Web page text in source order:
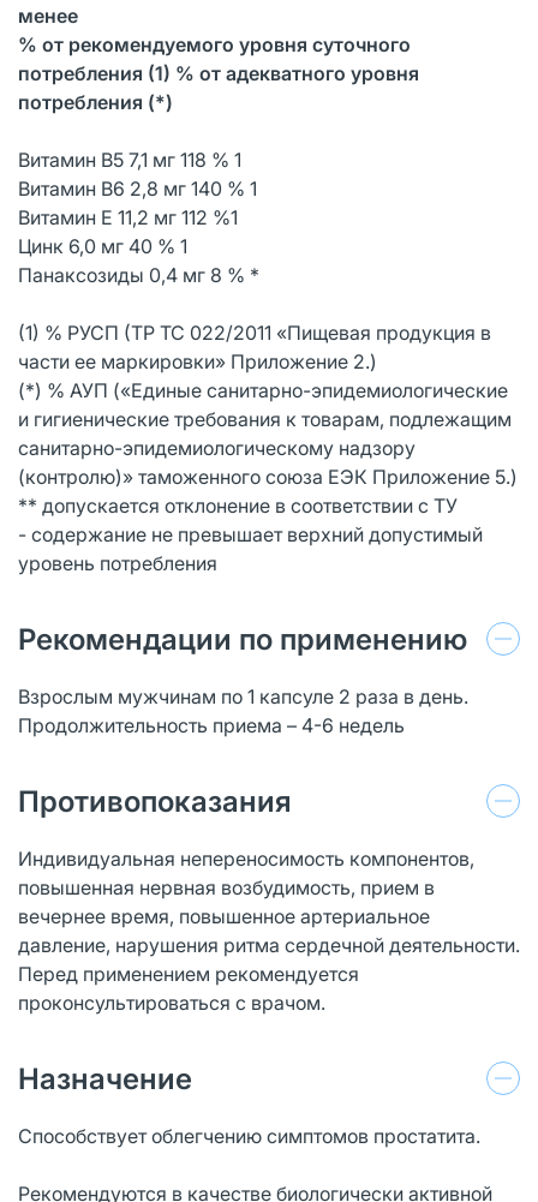
менее
% от рекомендуемого уровня суточного
потребления (1) % от адекватного уровня
потребления (*)
Витамин В5 7,1 мг 118 % 1
Витамин В6 2,8 мг 140 % 1
Витамин Е 11,2 мг 112 %1
Цинк 6,0 мг 40 % 1
Панаксозиды 0,4 мг 8 % *
(1) % РУСП (ТР ТС 022/2011 «Пищевая продукция в
части ее маркировки» Приложение 2.)
(*) % АУП («Единые санитарно-эпидемиологические
и гигиенические требования к товарам, подлежащим
санитарно-эпидемиологическому надзору
(контролю)» таможенного союза ЕЭК Приложение 5.)
** допускается отклонение в соответствии с ТУ
- содержание не превышает верхний допустимый
уровень потребления
Рекомендации по применению
Взрослым мужчинам по 1 капсуле 2 раза в день.
Продолжительность приема – 4-6 недель
Противопоказания
Индивидуальная непереносимость компонентов,
повышенная нервная возбудимость, прием в
вечернее время, повышенное артериальное
давление, нарушения ритма сердечной деятельности.
Перед применением рекомендуется
проконсультироваться с врачом.
Назначение
Способствует облегчению симптомов простатита.
Рекомендуются в качестве биологически активной